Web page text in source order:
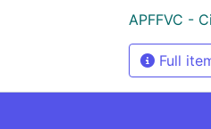
APFFVC -
Full